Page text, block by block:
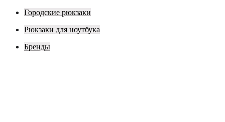
Городские рюкзаки
Рюкзаки для ноутбука
Бренды